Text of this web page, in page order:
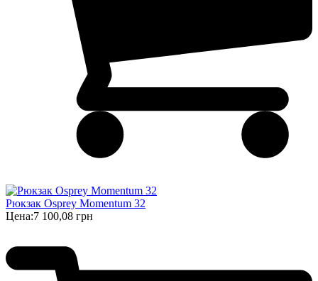
Рюкзак Osprey Momentum 32
Цена:7 100,08 грн